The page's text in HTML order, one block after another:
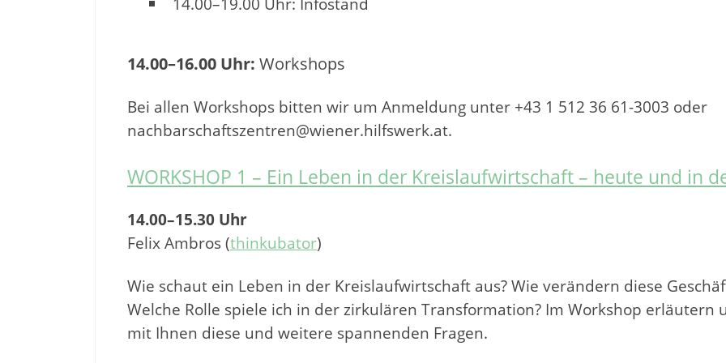
14.00–16.00 Uhr: Workshops
Bei allen Workshops bitten wir um Anmeldung unter +43 1 512 36 61-3003 oder
nachbarschaftszentren@wiener.hilfswerk.at.
WORKSHOP 1 – Ein Leben in der Kreislaufwirtschaft – heute und in
14.00–15.30 Uhr
Felix Ambros (thinkubator)
Wie schaut ein Leben in der Kreislaufwirtschaft aus? Wie verändern diese
Welche Rolle spiele ich in der zirkulären Transformation? Im Workshop
mit Ihnen diese und weitere spannenden Fragen.